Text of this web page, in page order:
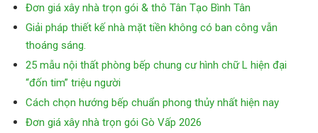
Đơn giá xây nhà trọn gói & thô Tân Tạo Bình Tân
Giải pháp thiết kế nhà mặt tiền không có ban công vẫn
thoáng sáng.
25 mẫu nội thất phòng bếp chung cư hình chữ L hiện đại
“đốn tim” triệu người
Cách chọn hướng bếp chuẩn phong thủy nhất hiện nay
Đơn giá xây nhà trọn gói Gò Vấp 2026